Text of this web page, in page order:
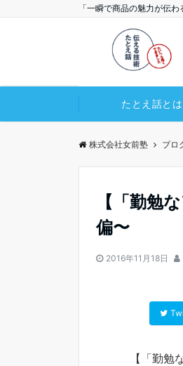
「一瞬で商品の魅力が伝わ
たとえ話とは
株式会社女前塾 ブロ
【「勤勉
偏〜
2016年11月18日
【「勤勉